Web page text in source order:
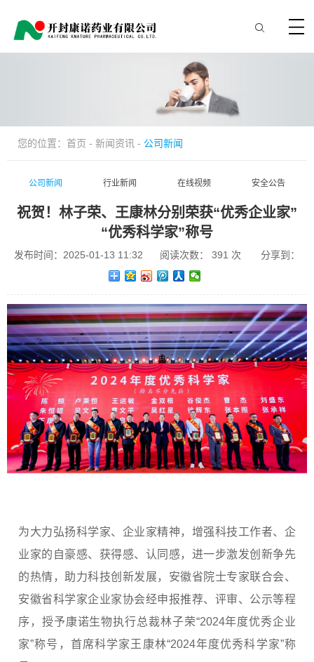
您的位置： 首页 - 新闻资讯 - 公司新闻
公司新闻 行业新闻 在线视频 安全公告
祝贺！林子荣、王康林分别荣获“优秀企业家”
“优秀科学家”称号
发布时间：2025-01-13 11:32 阅读次数： 391 次 分享到：
为大力弘扬科学家、企业家精神，增强科技工作者、企
业家的自豪感、获得感、认同感，进一步激发创新争先
的热情，助力科技创新发展，安徽省院士专家联合会、
安徽省科学家企业家协会经申报推荐、评审、公示等程
序，授予康诺生物执行总裁林子荣“2024年度优秀企业
家”称号，首席科学家王康林“2024年度优秀科学家”称